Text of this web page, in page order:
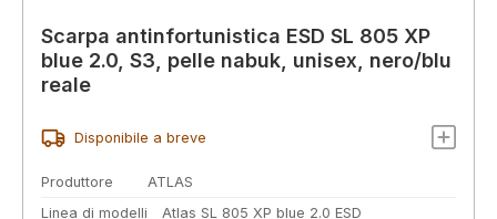
Scarpa antinfortunistica ESD SL 805 XP
blue 2.0, S3, pelle nabuk, unisex, nero/blu
reale
Disponibile a breve
Produttore
ATLAS
Linea di modelli
Atlas SL 805 XP blue 2.0 ESD